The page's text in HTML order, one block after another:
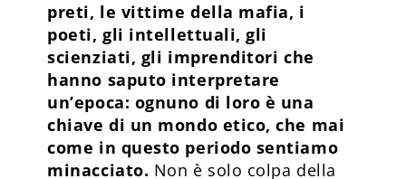
preti, le vittime della mafia, i
poeti, gli intellettuali, gli
scienziati, gli imprenditori che
hanno saputo interpretare
un’epoca: ognuno di loro è una
chiave di un mondo etico, che mai
come in questo periodo sentiamo
minacciato. Non è solo colpa della